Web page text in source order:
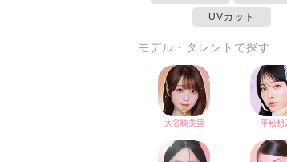
UVカット
モデル・タレントで探す